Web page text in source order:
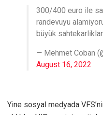
300/400 euro ile
randevuyu
büyük
— Mehmet Coban
August 16, 2022
Yine sosyal medyada